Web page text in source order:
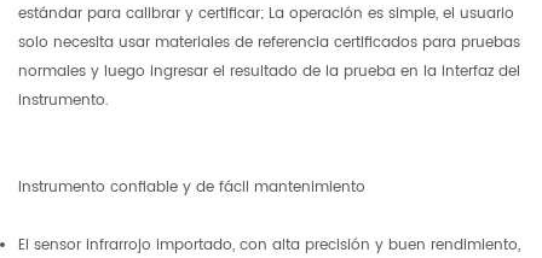
estándar para calibrar y certificar; La operación es simple, el usuario
solo necesita usar materiales de referencia certificados para pruebas
normales y luego ingresar el resultado de la prueba en la interfaz del
instrumento.
Instrumento confiable y de fácil mantenimiento
El sensor infrarrojo importado, con alta precisión y buen rendimiento,